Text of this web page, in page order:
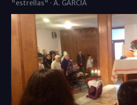
"estrellas" · A. GARCÍA